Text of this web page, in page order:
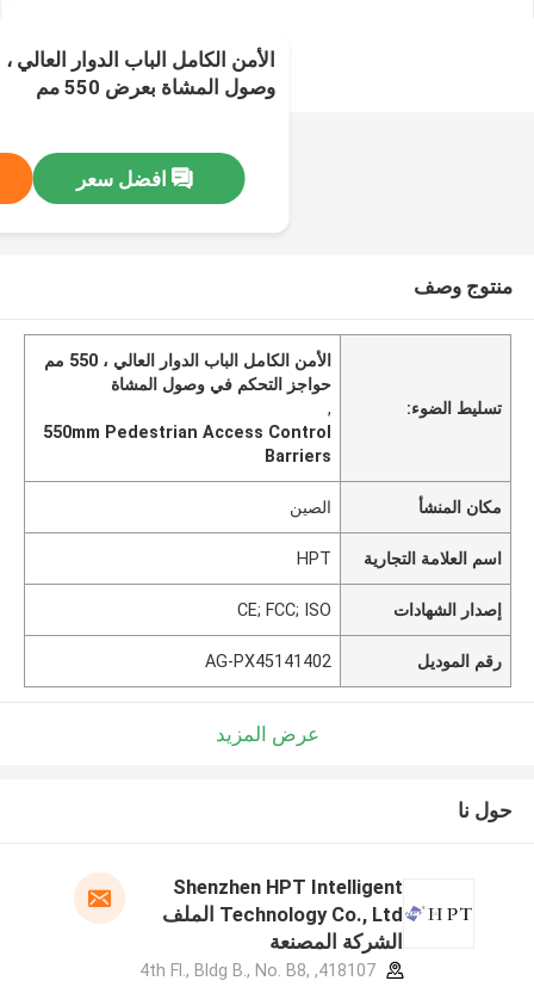
الأمن الكامل الباب الدوار
وصول المشاة بعرض 550 مم
افضل سعر
منتوج وصف
تسليط الضوء:
الأمن الكامل الباب الدوار العالي ، 550 مم
حواجز التحكم في وصول المشاة
,
550mm Pedestrian Access Control
Barriers
مكان المنشأ الصين
اسم العلامة التجارية HPT
إصدار الشهادات CE; FCC; ISO
رقم الموديل AG-PX45141402
عرض المزيد
حول نا
Shenzhen HPT Intelligent
Technology Co., Ltd الملف
الشركة المصنعة
418107, 4th Fl., Bldg B., No. B8,